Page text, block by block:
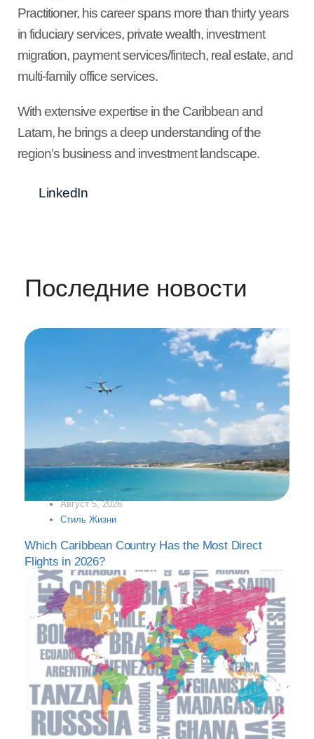
Practitioner, his career spans more than thirty years
in fiduciary services, private wealth, investment
migration, payment services/fintech, real estate, and
multi-family office services.
With extensive expertise in the Caribbean and
Latam, he brings a deep understanding of the
region’s business and investment landscape.
LinkedIn
Последние новости
Август 5, 2026
Стиль Жизни
Which Caribbean Country Has the Most Direct
Flights in 2026?